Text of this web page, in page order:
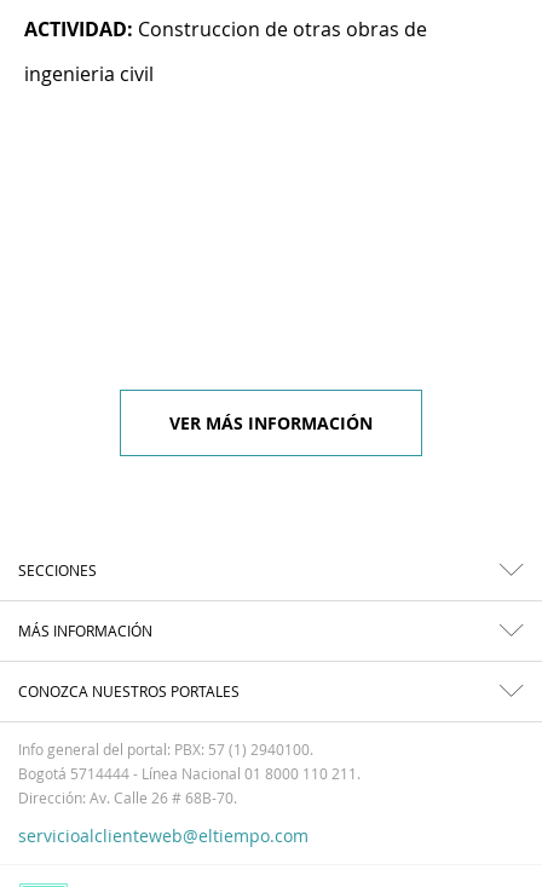
ACTIVIDAD: Construccion de otras obras de
ingenieria civil
VER MÁS INFORMACIÓN
SECCIONES
MÁS INFORMACIÓN
CONOZCA NUESTROS PORTALES
Info general del portal: PBX: 57 (1) 2940100.
Bogotá 5714444 - Línea Nacional 01 8000 110 211.
Dirección: Av. Calle 26 # 68B-70.
servicioalclienteweb@eltiempo.com